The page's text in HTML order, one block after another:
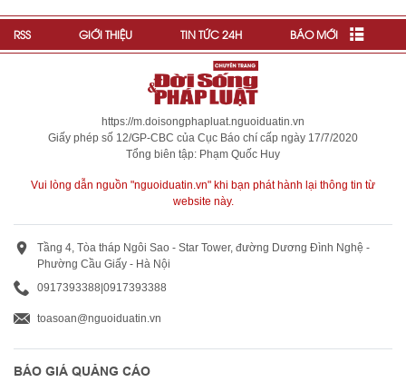
RSS GIỚI THIỆU TIN TỨC 24H BÁO MỚI
https://m.doisongphapluat.nguoiduatin.vn
Giấy phép số 12/GP-CBC của Cục Báo chí cấp ngày 17/7/2020
Tổng biên tập: Phạm Quốc Huy
Vui lòng dẫn nguồn "nguoiduatin.vn" khi bạn phát hành lại thông tin từ
website này.
Tầng 4, Tòa tháp Ngôi Sao - Star Tower, đường Dương Đình Nghệ -
Phường Cầu Giấy - Hà Nội
0917393388 0917393388
toasoan@nguoiduatin.vn
BÁO GIÁ QUẢNG CÁO